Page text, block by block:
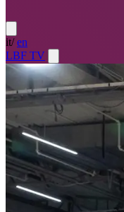
it/ en
LBF TV